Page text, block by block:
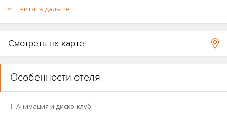
году.Читать дальше
Смотреть на карте
Особенности отеля
Анимация и диско-клуб